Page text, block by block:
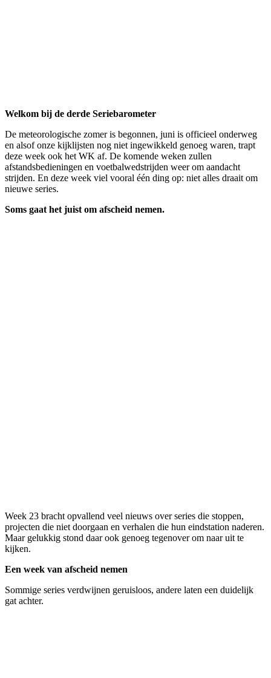
Welkom bij de derde Seriebarometer
De meteorologische zomer is begonnen, juni is officieel onderweg
en alsof onze kijklijsten nog niet ingewikkeld genoeg waren, trapt
deze week ook het WK af. De komende weken zullen
afstandsbedieningen en voetbalwedstrijden weer om aandacht
strijden. En deze week viel vooral één ding op: niet alles draait om
nieuwe series.
Soms gaat het juist om afscheid nemen.
Week 23 bracht opvallend veel nieuws over series die stoppen,
projecten die niet doorgaan en verhalen die hun eindstation naderen.
Maar gelukkig stond daar ook genoeg tegenover om naar uit te
kijken.
Een week van afscheid nemen
Sommige series verdwijnen geruisloos, andere laten een duidelijk
gat achter.